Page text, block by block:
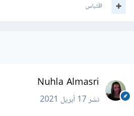
اقتباس
Nuhla Almasri
نشر17 أبريل 2021